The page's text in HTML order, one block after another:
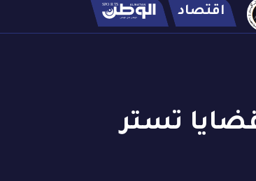
اقتصاد
قضايا تستر